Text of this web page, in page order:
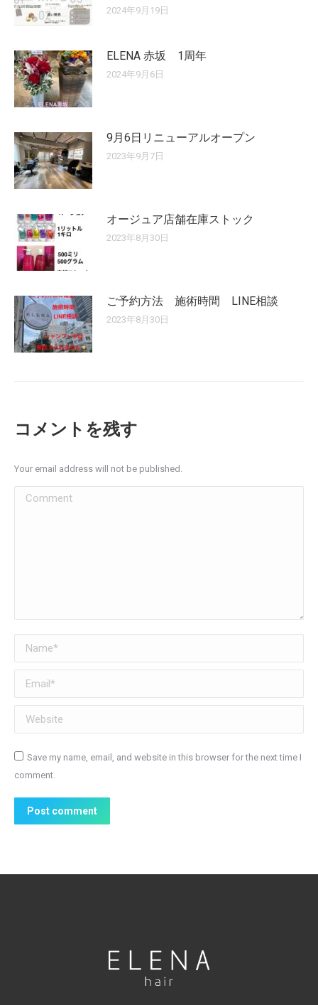
2024年9月19日
ELENA 赤坂 1周年
2024年9月6日
9月6日リニューアルオープン
2023年9月7日
オージュア店舗在庫ストック
2023年8月30日
ご予約方法 施術時間 LINE相談
2023年8月30日
コメントを残す
Your email address will not be published.
Comment
Name *
Email *
Website
Save my name, email, and website in this browser for the next time I
comment.
Post comment